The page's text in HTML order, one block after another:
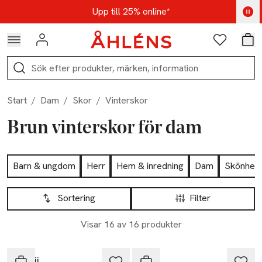
Hoppa till navigationsmenynUpp till 25% online*
Kod: AUG25 - Shoppa nu
Logga in Favoriter
Sök
Start / Dam / Skor / Vinterskor
Brun vinterskor för dam
Hoppa till produktsidan
Barn & ungdom Herr Hem & inredning Dam
Skönhet
Hoppa till produktsidan
Filter
Sortering
Visar 16 av 16 produkter
Lista över produkter